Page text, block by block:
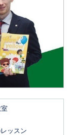
室
ッスン